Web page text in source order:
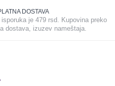
DOSTAVA
je 479 rsd. Kupovina preko
dostava, izuzev nameštaja.